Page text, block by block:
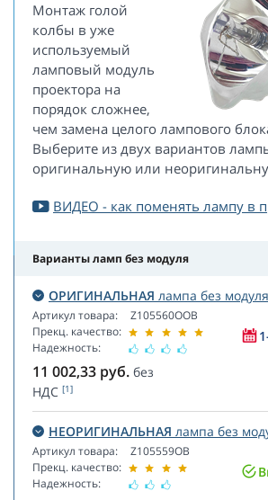
Монтаж голой
колбы в уже
используемый
ламповый модуль
проектора на
порядок сложнее,
чем замена целого лампового
Выберите из двух вариантов
оригинальную или
ВИДЕО - как поменять лампу в
Варианты ламп без модуля
ОРИГИНАЛЬНАЯ лампа без модуля
Артикул товара:
Прекц. качество:
Надежность:
Z105560OOB
11 002,33 руб. без
НДС [1]
НЕОРИГИНАЛЬНАЯ лампа без
Артикул товара:
Прекц. качество:
Надежность:
Z105559OB